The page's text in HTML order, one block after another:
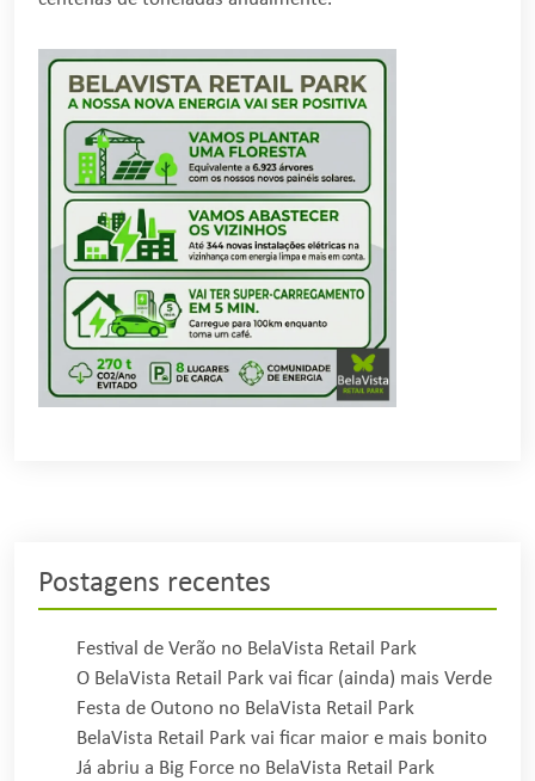
Postagens recentes
Festival de Verão no BelaVista Retail Park
O BelaVista Retail Park vai ficar (ainda) mais Verde
Festa de Outono no BelaVista Retail Park
BelaVista Retail Park vai ficar maior e mais bonito
Já abriu a Big Force no BelaVista Retail Park